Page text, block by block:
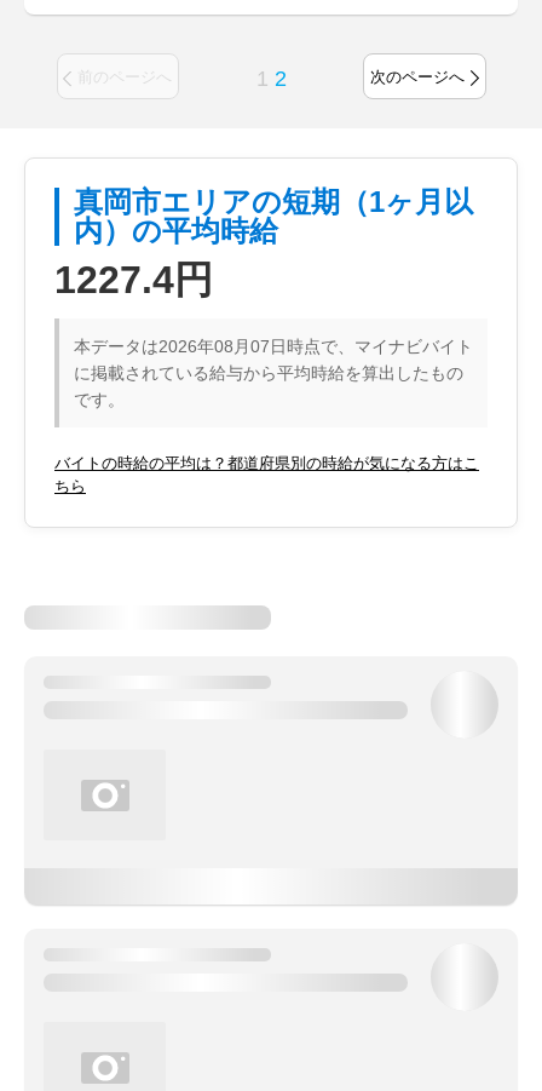
前のページへ 1 2 次のページへ
真岡市エリアの短期（1ヶ月以
内）の平均時給
1227.4円
本データは2026年08月07日時点で、マイナビバイト
に掲載されている給与から平均時給を算出したもの
です。
バイトの時給の平均は？都道府県別の時給が気になる方はこ
ちら